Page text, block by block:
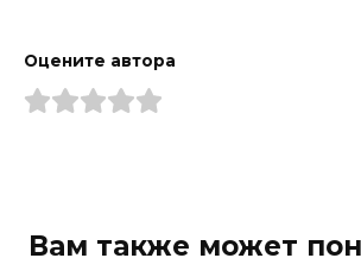
Оцените автора
Вам также может